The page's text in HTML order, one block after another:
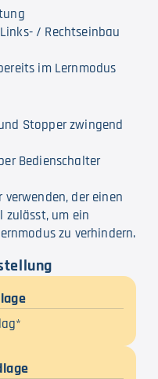
/ Rechtseinbau
im Lernmodus
Stopper zwingend
Bedienschalter
der einen
zulässt, um ein
zu verhindern.